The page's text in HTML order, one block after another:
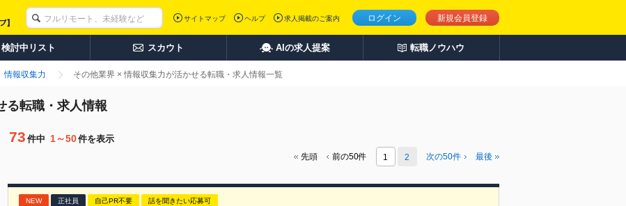
ログイン 新規会員登録
サイトマップ ヘルプ 求人掲載のご案内
検討中リスト スカウト AIの求人提案 転職ノウハウ
情報収集力 その他業界 × 情報収集力が活かせる転職・求人情報一覧
る転職・求人情報
73 件中 1～50件を表示
先頭 前の50件 1 2 次の50件 最後
NEW 正社員 自己PR不要 話を聞きたい応募可